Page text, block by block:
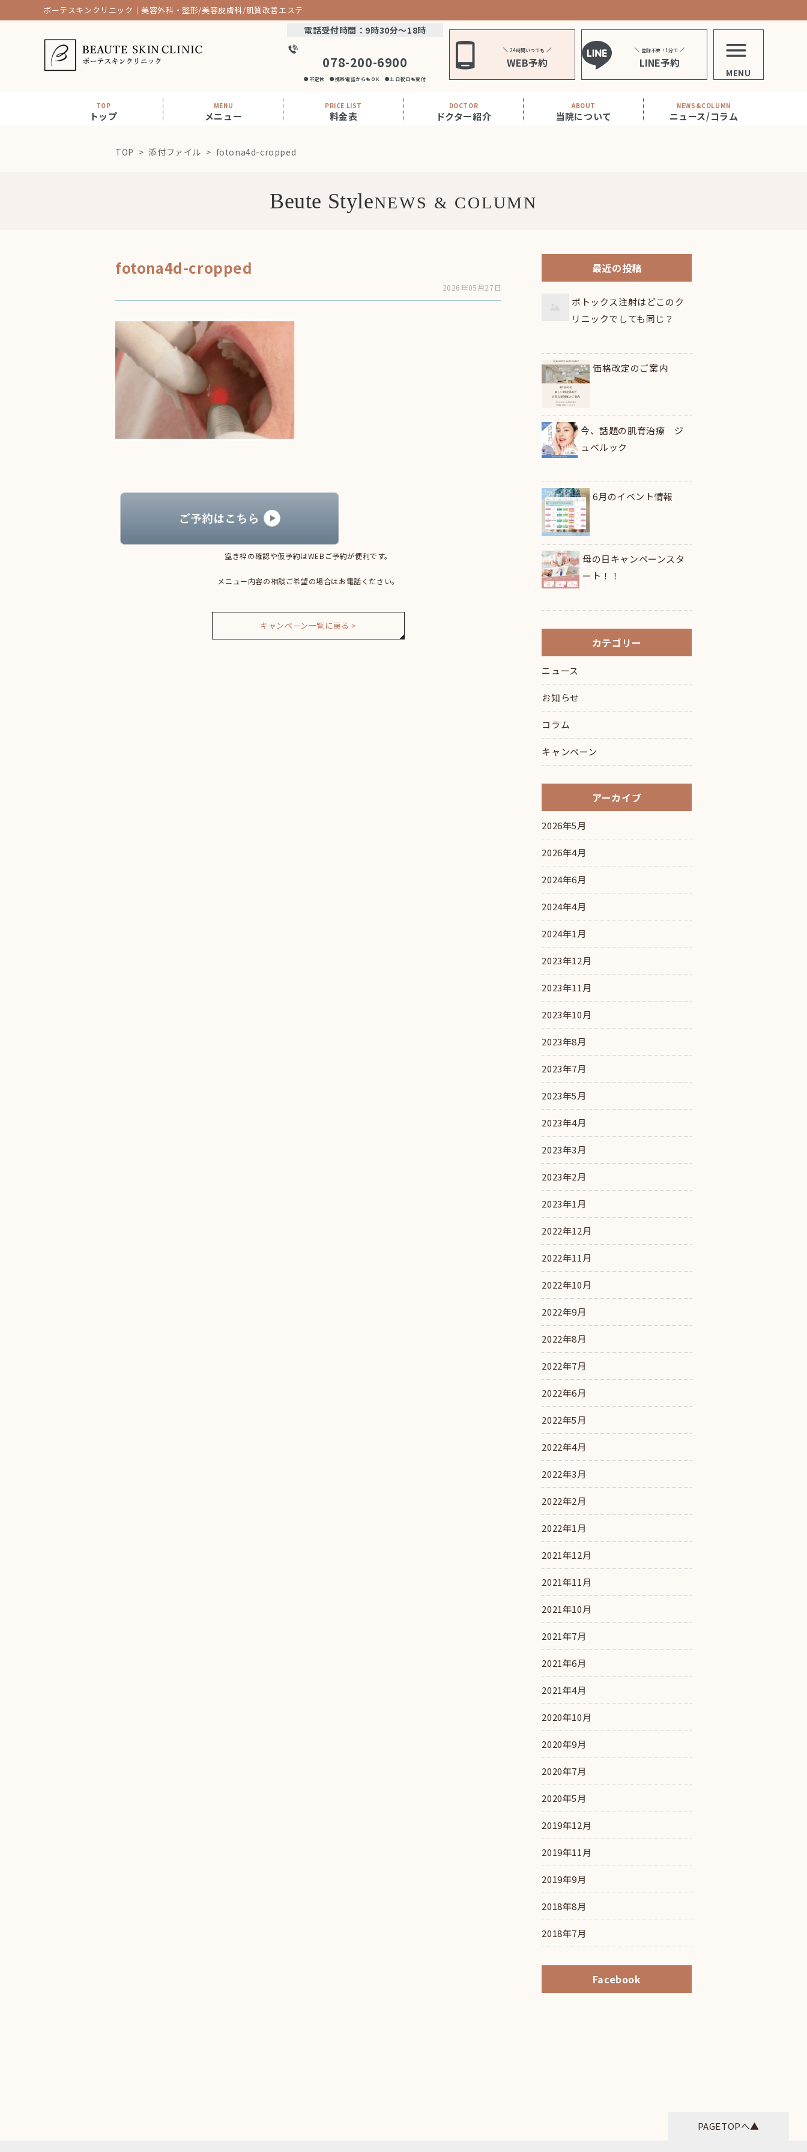
ボーテスキンクリニック｜美容外科・整形/美容皮膚科/肌質改善エステ
電話受付時間：9時30分～18時
078-200-6900
●不定休 ●携帯電話からもOK ●土日祝日も受付
24時間いつでも
WEB予約
登録不要！1分で
LINE予約
MENU
TOP
トップ
MENU
メニュー
PRICE LIST
料金表
DOCTOR
ドクター紹介
ABOUT
当院について
NEWS&COLUMN
ニュース/コラム
TOP 添付ファイル fotona4d-cropped
Beute Style
fotona4d-cropped
2026年05月27日
空き枠の確認や仮予約はWEBご予約が便利です。
メニュー内容の相談ご希望の場合はお電話ください。
キャンペーン一覧に戻る >
最近の投稿
ボトックス注射はどこのク
リニックでしても同じ？
価格改定のご案内
今、話題の肌育治療 ジ
ュべルック
6月のイベント情報
母の日キャンペーンスタ
ート！！
カテゴリー
ニュース
お知らせ
コラム
キャンペーン
アーカイブ
2026年5月
2026年4月
2024年6月
2024年4月
2024年1月
2023年12月
2023年11月
2023年10月
2023年8月
2023年7月
2023年5月
2023年4月
2023年3月
2023年2月
2023年1月
2022年12月
2022年11月
2022年10月
2022年9月
2022年8月
2022年7月
2022年6月
2022年5月
2022年4月
2022年3月
2022年2月
2022年1月
2021年12月
2021年11月
2021年10月
2021年7月
2021年6月
2021年4月
2020年10月
2020年9月
2020年7月
2020年5月
2019年12月
2019年11月
2019年9月
2018年8月
2018年7月
Facebook
PAGETOPへ▲